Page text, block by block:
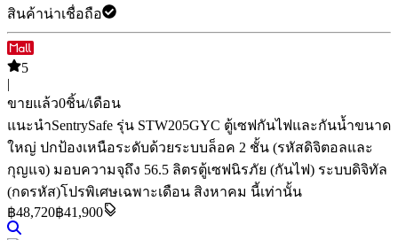
สินค้าน่าเชื่อถือ
5
|
ขายแล้ว0ชิ้น/เดือน
แนะนำSentrySafe รุ่น STW205GYC ตู้เซฟกันไฟและกันน้ำขนาด
ใหญ่ ปกป้องเหนือระดับด้วยระบบล็อค 2 ชั้น (รหัสดิจิตอลและ
กุญแจ) มอบความจุถึง 56.5 ลิตรตู้เซฟนิรภัย (กันไฟ) ระบบดิจิทัล
(กดรหัส)โปรพิเศษเฉพาะเดือน สิงหาคม นี้เท่านั้น
฿48,720฿41,900